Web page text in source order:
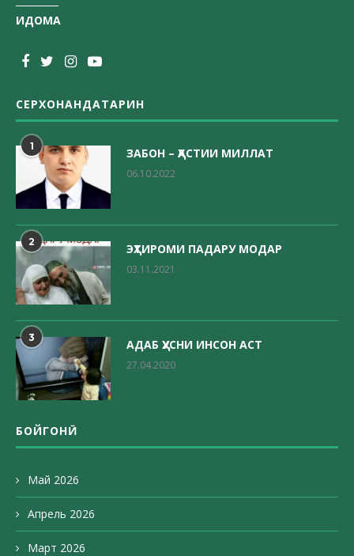
ИДОМА
СЕРХОНАНДАТАРИН
1 ЗАБОН – ҲАСТИИ МИЛЛАТ
06.10.2022
2 ЭҲТИРОМИ ПАДАРУ МОДАР
03.11.2021
3 АДАБ ҲУСНИ ИНСОН АСТ
27.04.2020
БОЙГОНӢ
Май 2026
Апрель 2026
Март 2026